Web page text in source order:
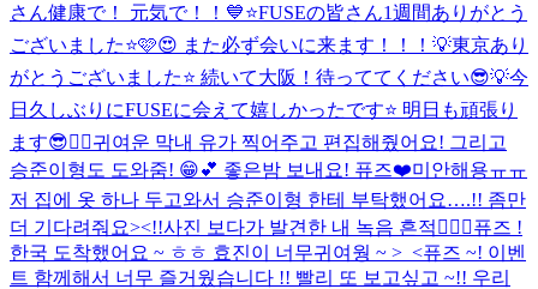
さん健康で！ 元気で！！💙⭐️FUSEの皆さん1週間ありがとう
ございました⭐️🩷😍 また必ず会いに来ます！！！💡東京あり
がとうございました⭐️ 続いて大阪！待っててください😎💡今
日久しぶりにFUSEに会えて嬉しかったです⭐️ 明日も頑張り
ます😎❤️‍🔥귀여운 막내 유가 찍어주고 편집해줬어요! 그리고
승준이형도 도와줌! 😁💕 좋은밤 보내요! 퓨즈❤️미안해용ㅠㅠ
저 집에 옷 하나 두고와서 승준이형 한테 부탁했어요….!! 좀만
더 기다려줘요><!!사진 보다가 발견한 내 녹음 흔적❤️‍🔥💦퓨즈 !
한국 도착했어요 ~ ㅎㅎ 효진이 너무귀여웡 ~ >_<퓨즈 ~! 이벤
트 함께해서 너무 즐거웠습니다 !! 빨리 또 보고싶고 ~!! 우리